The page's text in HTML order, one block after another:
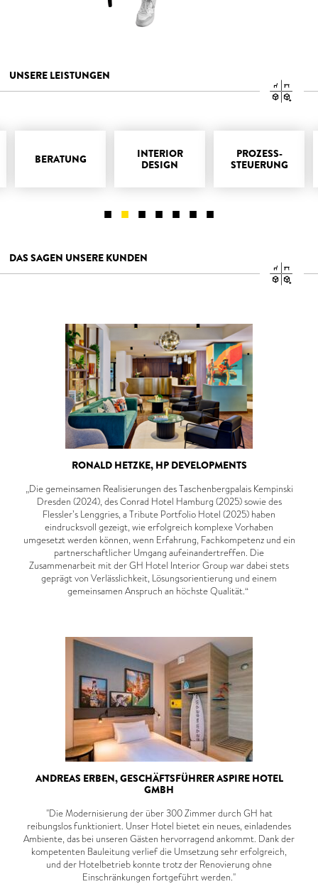
UNSERE LEISTUNGEN
BERATUNG
INTERIOR
DESIGN
PROZESS-
STEUERUNG
DAS SAGEN UNSERE KUNDEN
RONALD HETZKE, HP DEVELOPMENTS
„Die gemeinsamen Realisierungen des Taschenbergpalais Kempinski
Dresden (2024), des Conrad Hotel Hamburg (2025) sowie des
Flessler’s Lenggries, a Tribute Portfolio Hotel (2025) haben
eindrucksvoll gezeigt, wie erfolgreich komplexe Vorhaben
umgesetzt werden können, wenn Erfahrung, Fachkompetenz und ein
partnerschaftlicher Umgang aufeinandertreffen. Die
Zusammenarbeit mit der GH Hotel Interior Group war dabei stets
geprägt von Verlässlichkeit, Lösungsorientierung und einem
gemeinsamen Anspruch an höchste Qualität.“
ANDREAS ERBEN, GESCHÄFTSFÜHRER ASPIRE HOTEL
GMBH
"Die Modernisierung der über 300 Zimmer durch GH hat
reibungslos funktioniert. Unser Hotel bietet ein neues, einladendes
Ambiente, das bei unseren Gästen hervorragend ankommt. Dank der
kompetenten Bauleitung verlief die Umsetzung sehr erfolgreich,
und der Hotelbetrieb konnte trotz der Renovierung ohne
Einschränkungen fortgeführt werden."